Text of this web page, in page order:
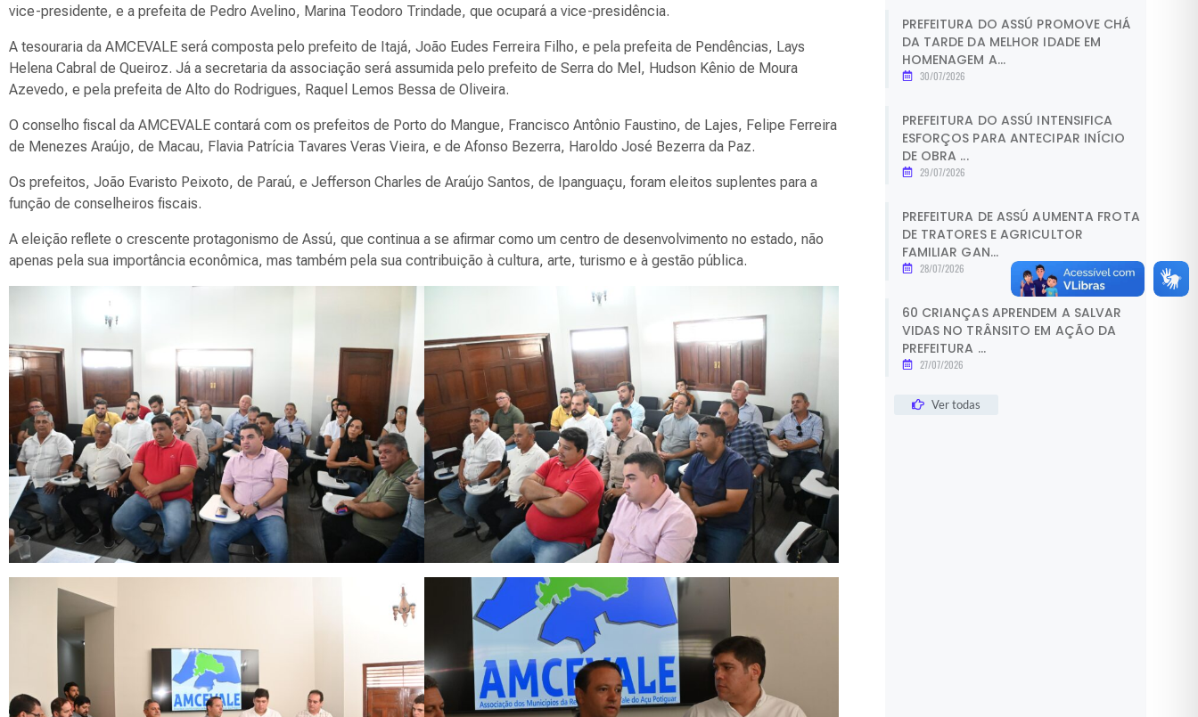
vice-presidente, e a prefeita de Pedro Avelino, Marina Teodoro Trindade, que ocupará a vice-presidência.
A tesouraria da AMCEVALE será composta pelo prefeito de Itajá, João Eudes Ferreira Filho, e pela prefeita de Pendências, Lays
Helena Cabral de Queiroz. Já a secretaria da associação será assumida pelo prefeito de Serra do Mel, Hudson Kênio de Moura
Azevedo, e pela prefeita de Alto do Rodrigues, Raquel Lemos Bessa de Oliveira.
O conselho fiscal da AMCEVALE contará com os prefeitos de Porto do Mangue, Francisco Antônio Faustino, de Lajes, Felipe Ferreira
de Menezes Araújo, de Macau, Flavia Patrícia Tavares Veras Vieira, e de Afonso Bezerra, Haroldo José Bezerra da Paz.
Os prefeitos, João Evaristo Peixoto, de Paraú, e Jefferson Charles de Araújo Santos, de Ipanguaçu, foram eleitos suplentes para a
função de conselheiros fiscais.
A eleição reflete o crescente protagonismo de Assú, que continua a se afirmar como um centro de desenvolvimento no estado, não
apenas pela sua importância econômica, mas também pela sua contribuição à cultura, arte, turismo e à gestão pública.
PREFEITURA DO ASSÚ PROMOVE CHÁ
DA TARDE DA MELHOR IDADE EM
HOMENAGEM A...
30/07/2026
PREFEITURA DO ASSÚ INTENSIFICA
ESFORÇOS PARA ANTECIPAR INÍCIO
DE OBRA ...
29/07/2026
PREFEITURA DE ASSÚ AUMENTA FROTA
DE TRATORES E AGRICULTOR
FAMILIAR GAN...
28/07/2026
60 CRIANÇAS APRENDEM A SALVAR
VIDAS NO TRÂNSITO EM AÇÃO DA
PREFEITURA ...
27/07/2026
Ver todas